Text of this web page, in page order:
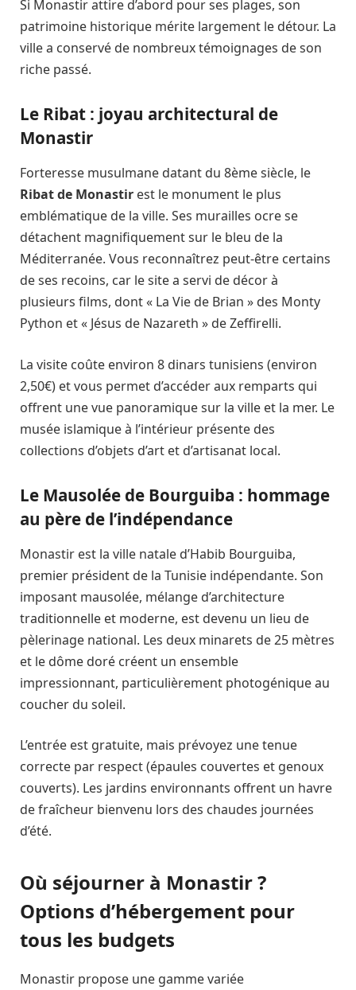
Si Monastir attire d’abord pour ses plages, son
patrimoine historique mérite largement le détour. La
ville a conservé de nombreux témoignages de son
riche passé.
Le Ribat : joyau architectural de
Monastir
Forteresse musulmane datant du 8ème siècle, le
Ribat de Monastir est le monument le plus
emblématique de la ville. Ses murailles ocre se
détachent magnifiquement sur le bleu de la
Méditerranée. Vous reconnaîtrez peut-être certains
de ses recoins, car le site a servi de décor à
plusieurs films, dont « La Vie de Brian » des Monty
Python et « Jésus de Nazareth » de Zeffirelli.
La visite coûte environ 8 dinars tunisiens (environ
2,50€) et vous permet d’accéder aux remparts qui
offrent une vue panoramique sur la ville et la mer. Le
musée islamique à l’intérieur présente des
collections d’objets d’art et d’artisanat local.
Le Mausolée de Bourguiba : hommage
au père de l’indépendance
Monastir est la ville natale d’Habib Bourguiba,
premier président de la Tunisie indépendante. Son
imposant mausolée, mélange d’architecture
traditionnelle et moderne, est devenu un lieu de
pèlerinage national. Les deux minarets de 25 mètres
et le dôme doré créent un ensemble
impressionnant, particulièrement photogénique au
coucher du soleil.
L’entrée est gratuite, mais prévoyez une tenue
correcte par respect (épaules couvertes et genoux
couverts). Les jardins environnants offrent un havre
de fraîcheur bienvenu lors des chaudes journées
d’été.
Où séjourner à Monastir ?
Options d’hébergement pour
tous les budgets
Monastir propose une gamme variée